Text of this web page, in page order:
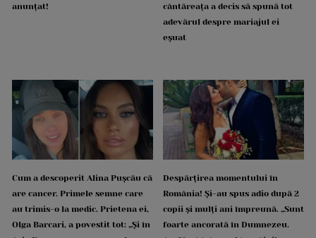
anunțat!
cântăreața a decis să spună tot
adevărul despre mariajul ei
eșuat
Cum a descoperit Alina Pușcău că
are cancer. Primele semne care
au trimis-o la medic. Prietena ei,
Olga Barcari, a povestit tot: „Și în
Despărțirea momentului în
România! Și-au spus adio după 2
copii și mulți ani împreună. „Sunt
foarte ancorată în Dumnezeu.